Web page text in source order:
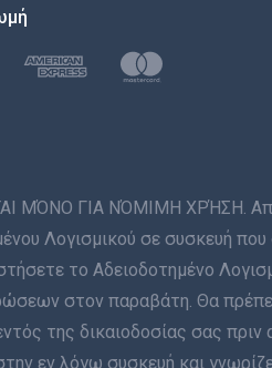
ΓΙΑ ΝΌΜΙΜΗ ΧΡΉΣΗ.
Λογισμικού σε συσκευή
το Αδειοδοτημένο
στον παραβάτη. Θα
της δικαιοδοσίας σας
εν λόγω συσκευή και